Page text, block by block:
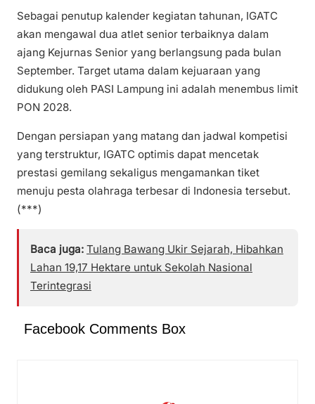
​Sebagai penutup kalender kegiatan tahunan, IGATC
akan mengawal dua atlet senior terbaiknya dalam
ajang Kejurnas Senior yang berlangsung pada bulan
September. Target utama dalam kejuaraan yang
didukung oleh PASI Lampung ini adalah menembus limit
PON 2028.
Dengan persiapan yang matang dan jadwal kompetisi
yang terstruktur, IGATC optimis dapat mencetak
prestasi gemilang sekaligus mengamankan tiket
menuju pesta olahraga terbesar di Indonesia tersebut.
(***)
Baca juga: Tulang Bawang Ukir Sejarah, Hibahkan
Lahan 19,17 Hektare untuk Sekolah Nasional
Terintegrasi
Facebook Comments Box